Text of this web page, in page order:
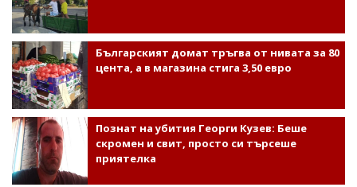
Българският домат тръгва от нивата за 80
цента, а в магазина стига 3,50 евро
Познат на убития Георги Кузев: Беше
скромен и свит, просто си търсеше
приятелка